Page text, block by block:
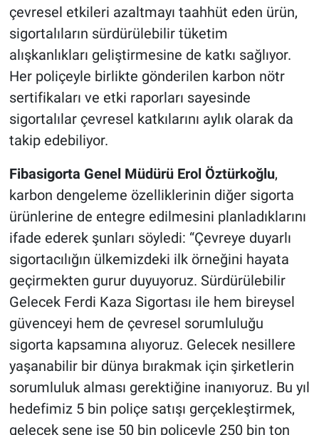
çevresel etkileri azaltmayı taahhüt eden ürün,
sigortalıların sürdürülebilir tüketim
alışkanlıkları geliştirmesine de katkı sağlıyor.
Her poliçeyle birlikte gönderilen karbon nötr
sertifikaları ve etki raporları sayesinde
sigortalılar çevresel katkılarını aylık olarak da
takip edebiliyor.
Fibasigorta Genel Müdürü Erol Öztürkoğlu,
karbon dengeleme özelliklerinin diğer sigorta
ürünlerine de entegre edilmesini planladıklarını
ifade ederek şunları söyledi: “Çevreye duyarlı
sigortacılığın ülkemizdeki ilk örneğini hayata
geçirmekten gurur duyuyoruz. Sürdürülebilir
Gelecek Ferdi Kaza Sigortası ile hem bireysel
güvenceyi hem de çevresel sorumluluğu
sigorta kapsamına alıyoruz. Gelecek nesillere
yaşanabilir bir dünya bırakmak için şirketlerin
sorumluluk alması gerektiğine inanıyoruz. Bu yıl
hedefimiz 5 bin poliçe satışı gerçekleştirmek,
gelecek sene ise 50 bin poliçeyle 250 bin ton